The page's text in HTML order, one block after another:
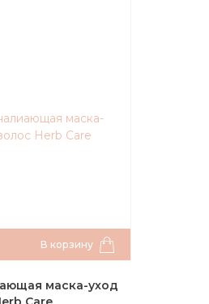
В корзину
маска-уход